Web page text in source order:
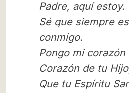
Padre, aquí estoy.
Sé que siempre
conmigo.
Pongo mi corazón
Corazón de tu
Que tu Espíritu